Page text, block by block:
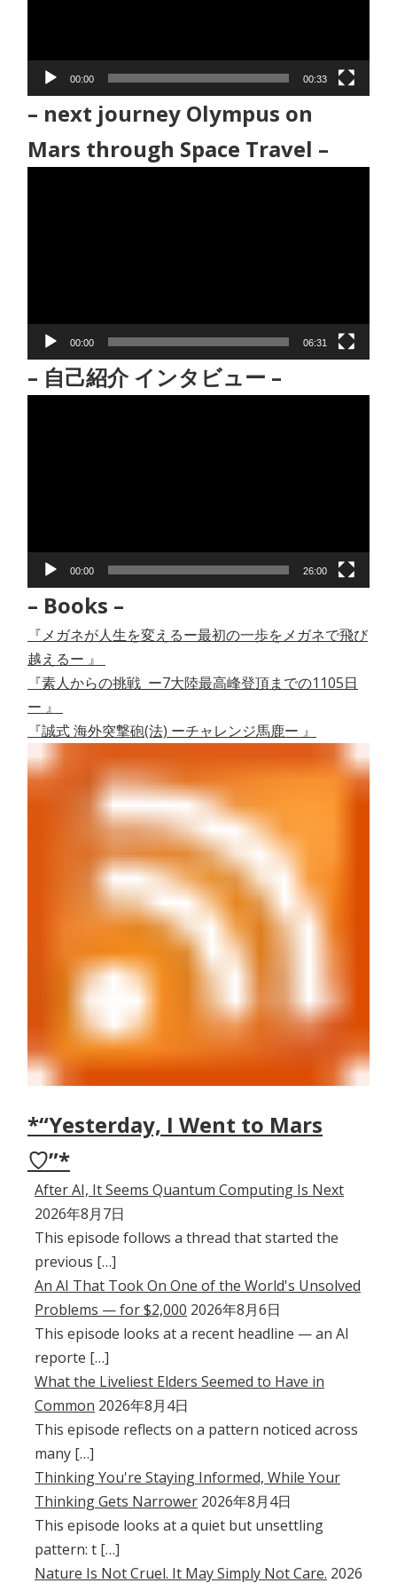
ー
00:00 00:33
– next journey Olympus on
Mars through Space Travel –
ー
00:00 06:31
– 自己紹介 インタビュー –
ー
00:00 26:00
– Books –
『メガネが人生を変えるー最初の一歩をメガネで飛び
越えるー 』
『素人からの挑戦 ー7大陸最高峰登頂までの1105日
ー 』
『誠式 海外突撃砲(法) ーチャレンジ馬鹿ー 』
*“Yesterday, I Went to Mars
♡”*
After AI, It Seems Quantum Computing Is Next
2026年8月7日
This episode follows a thread that started the
previous […]
An AI That Took On One of the World's Unsolved
Problems — for $2,000 2026年8月6日
This episode looks at a recent headline — an AI
reporte […]
What the Liveliest Elders Seemed to Have in
Common 2026年8月4日
This episode reflects on a pattern noticed across
many […]
Thinking You're Staying Informed, While Your
Thinking Gets Narrower 2026年8月4日
This episode looks at a quiet but unsettling
pattern: t […]
Nature Is Not Cruel. It May Simply Not Care. 2026